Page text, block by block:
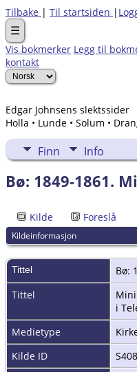
Tilbake | Til startsiden |
☰
Vis bokmerker Legg til
kontakt
Edgar Johnsens slektssider
Holla • Lunde • Solum •
Finn Info
Bø: 1849-1861.
Kilde Foreslå
Kildeinformasjon
Tittel
Bø:
Tittel
i
Medietype
Kilde ID
S408